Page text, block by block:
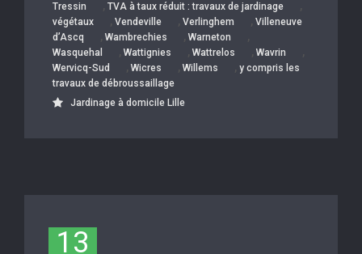
Tressin , TVA à taux réduit : travaux de jardinage ,
végétaux , Vendeville , Verlinghem , Villeneuve
d’Ascq
, Wambrechies , Warneton ,
Wasquehal , Wattignies , Wattrelos , Wavrin ,
Wervicq-Sud , Wicres , Willems , y compris les
travaux de débroussaillage
Jardinage à domicile Lille
13